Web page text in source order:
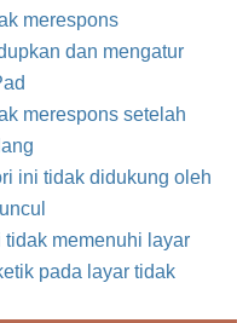
merespons
dan mengatur
merespons setelah
ini tidak didukung oleh
tidak memenuhi layar
pada layar tidak